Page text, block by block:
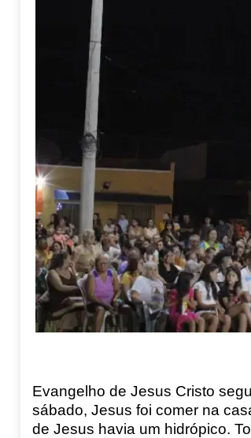
Evangelho de Jesus Cristo
sábado, Jesus foi comer na
de Jesus havia um hidrópico.